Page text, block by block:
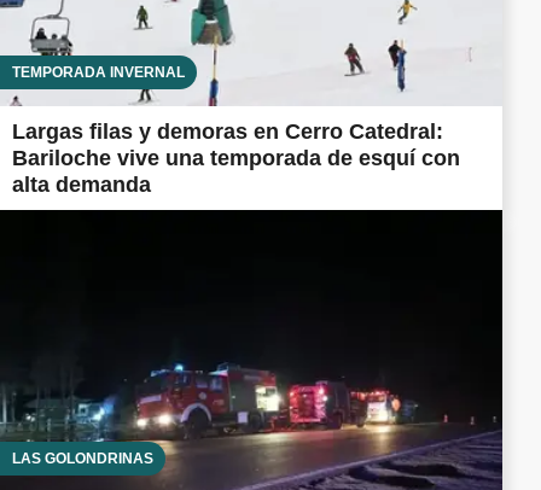
TEMPORADA INVERNAL
Largas filas y demoras en Cerro Catedral:
Bariloche vive una temporada de esquí con
alta demanda
LAS GOLONDRINAS